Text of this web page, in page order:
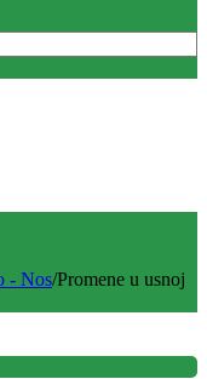
- Nos/Promene u usnoj